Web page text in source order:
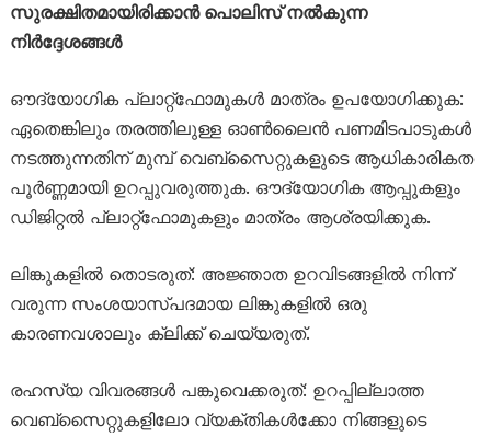
സുരക്ഷിതമായിരിക്കാൻ പൊലിസ് നൽകുന്ന
നിർദ്ദേശങ്ങൾ
ഔദ്യോഗിക പ്ലാറ്റ്‌ഫോമുകൾ മാത്രം ഉപയോഗിക്കുക:
ഏതെങ്കിലും തരത്തിലുള്ള ഓൺലൈൻ പണമിടപാടുകൾ
നടത്തുന്നതിന് മുമ്പ് വെബ്‌സൈറ്റുകളുടെ ആധികാരികത
പൂർണ്ണമായി ഉറപ്പുവരുത്തുക. ഔദ്യോഗിക ആപ്പുകളും
ഡിജിറ്റൽ പ്ലാറ്റ്‌ഫോമുകളും മാത്രം ആശ്രയിക്കുക.
ലിങ്കുകളിൽ തൊടരുത്: അജ്ഞാത ഉറവിടങ്ങളിൽ നിന്ന്
വരുന്ന സംശയാസ്പദമായ ലിങ്കുകളിൽ ഒരു
കാരണവശാലും ക്ലിക്ക് ചെയ്യരുത്.
രഹസ്യ വിവരങ്ങൾ പങ്കുവെക്കരുത്: ഉറപ്പില്ലാത്ത
വെബ്‌സൈറ്റുകളിലോ വ്യക്തികൾക്കോ നിങ്ങളുടെ